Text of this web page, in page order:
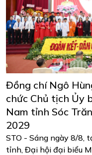
Đồng chí Ngô
chức Chủ tịch Ủy
Nam tỉnh Sóc
2029
STO - Sáng ngày 8/8,
tỉnh, Đại hội đại biểu